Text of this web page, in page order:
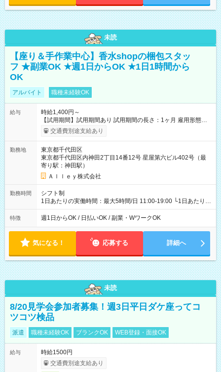
未読
【座り＆手作業中心】香水shopの梱包スタッ
フ ★副業OK ★週1日からOK ★1日1時間から
OK
アルバイト 職種未経験OK
給与
時給1,400円～
【試用期間】試用期間あり 試用期間の長さ：1ヶ月 雇用形態、
給与は本採用時と同じです。
交通費別途支給あり
勤務地
東京都千代田区
東京都千代田区内神田2丁目14番12号 星屋第六ビル402号（最
寄り駅：神田駅）
Ａｌｌｅｙ株式会社
勤務時間
シフト制
1日あたりの実働時間：最大5時間/日 11:00-19:00 └1日あたりの
実働時間：1-5時間 └上記の時間帯内であれば、いつでも勤務可
能！ └平日・土曜日の中で、お好きな曜日でご勤務いただけま
18:00 などのように、自由な働き方が可能なお仕事です！
特徴 週1日からOK / 日払いOK / 副業・WワークOK
気になる！ 応募する 詳細へ
未読
8/20見学会参加者募集！週3日平日ダケ座ってコ
ツコツ検品
派遣 職種未経験OK ブランクOK WEB登録・面接OK
給与
時給1500円
交通費別途支給あり